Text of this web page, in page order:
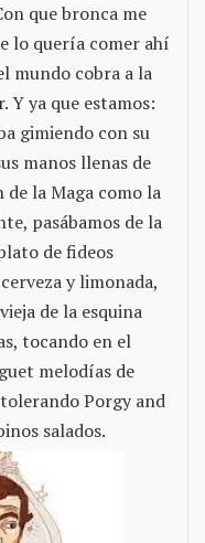
que bronca me
lo quería comer ahí
mundo cobra a la
Y ya que estamos:
gimiendo con su
manos llenas de
de la Maga como la
pasábamos de la
de fideos
y limonada,
de la esquina
tocando en el
melodías de
Porgy and
salados.